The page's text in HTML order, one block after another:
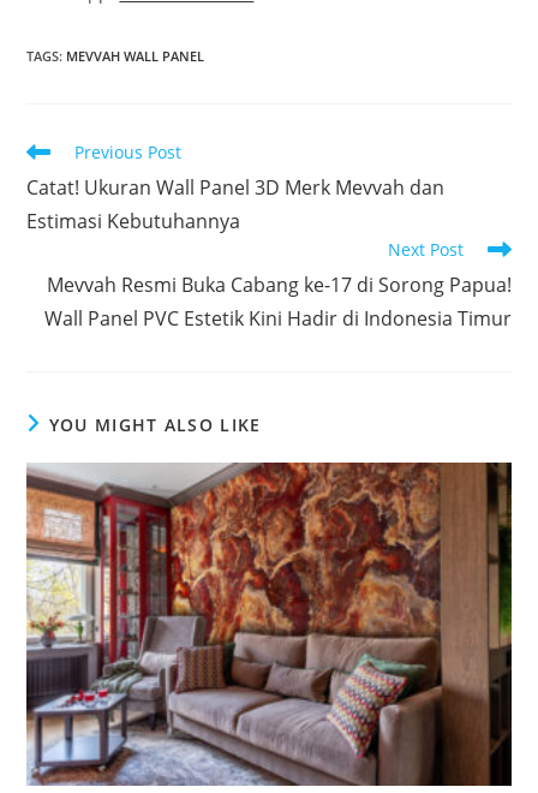
TAGS: MEVVAH WALL PANEL
Read
articles
Previous Post
Catat! Ukuran Wall Panel 3D Merk Mevvah dan
Estimasi Kebutuhannya
Next Post
Mevvah Resmi Buka Cabang ke-17 di Sorong Papua!
Wall Panel PVC Estetik Kini Hadir di Indonesia Timur
YOU MIGHT ALSO LIKE